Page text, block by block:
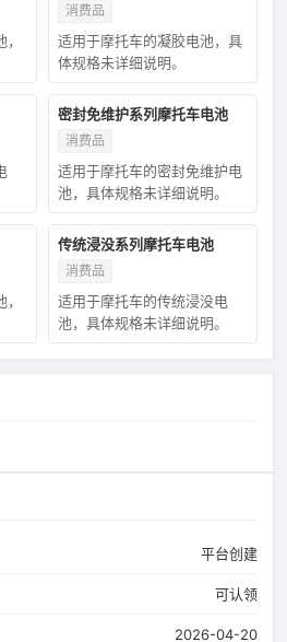
消费品
适用于摩托车的凝胶电池，具
体规格未详细说明。
密封免维护系列摩托车电池
消费品
适用于摩托车的密封免维护电
池，具体规格未详细说明。
传统浸没系列摩托车电池
消费品
适用于摩托车的传统浸没电
池，具体规格未详细说明。
平台创建
可认领
2026-04-20